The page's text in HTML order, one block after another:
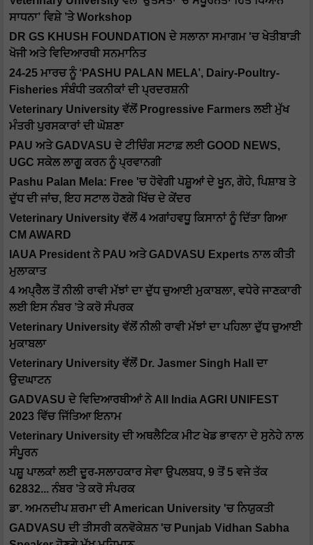
ਸਾਧਨਾ’ ਵਿਸ਼ੇ ’ਤੇ Workshop
DR GS KHUSH FOUNDATION ਦੇ ਸਲਾਨਾ ਸਮਾਗਮ 'ਚ ਖੇਤੀਬਾੜੀ
ਖੋਜੀ ਅਤੇ ਵਿਦਿਆਰਥੀ ਸਨਮਾਨਿਤ
24-25 ਮਾਰਚ ਨੂੰ ‘PASHU PALAN MELA’, Dairy-Poultry-
Fisheries ਸੰਬੰਧੀ ਤਕਨੀਕਾਂ ਦੀ ਪ੍ਰਦਰਸ਼ਨੀ
Veterinary University ਵੱਲੋਂ Progressive Farmers ਲਈ ਮੁੱਖ
ਮੰਤਰੀ ਪੁਰਸਕਾਰਾਂ ਦੀ ਘੋਸ਼ਣਾ
PAU ਅਤੇ GADVASU ਦੇ ਟੀਚਿੰਗ ਸਟਾਫ਼ ਲਈ GOOD NEWS,
UGC ਸਕੇਲ ਲਾਗੂ ਕਰਨ ਨੂੰ ਪ੍ਰਵਾਨਗੀ
Pashu Palan Mela: Free 'ਚ ਹੋਵੇਗੀ ਪਸ਼ੂਆਂ ਦੇ ਖੂਨ, ਗੋਹੇ, ਪਿਸ਼ਾਬ ਤੇ
ਦੁੱਧ ਦੀ ਜਾਂਚ, ਇਹ ਸਟਾਲ ਹੋਣਗੇ ਖਿੱਚ ਦੇ ਕੇਂਦਰ
Veterinary University ਵੱਲੋਂ 4 ਅਗਾਂਹਵਧੂ ਕਿਸਾਨਾਂ ਨੂੰ ਦਿੱਤਾ ਗਿਆ
CM AWARD
IAUA President ਨੇ PAU ਅਤੇ GADVASU Experts ਨਾਲ ਕੀਤੀ
ਮੁਲਾਕਾਤ
4 ਅਪ੍ਰੈਲ ਤੋਂ ਨੀਲੀ ਰਾਵੀ ਮੱਝਾਂ ਦਾ ਦੁੱਧ ਚੁਆਈ ਮੁਕਾਬਲਾ, ਵਧੇਰੇ ਜਾਣਕਾਰੀ
ਲਈ ਇਸ ਨੰਬਰ ’ਤੇ ਕਰੋ ਸੰਪਰਕ
Veterinary University ਵੱਲੋਂ ਨੀਲੀ ਰਾਵੀ ਮੱਝਾਂ ਦਾ ਪਹਿਲਾ ਦੁੱਧ ਚੁਆਈ
ਮੁਕਾਬਲਾ
Veterinary University ਵੱਲੋਂ Dr. Jasmer Singh Hall ਦਾ
ਉਦਘਾਟਨ
GADVASU ਦੇ ਵਿਦਿਆਰਥੀਆਂ ਨੇ All India AGRI UNIFEST
2023 ਵਿੱਚ ਜਿੱਤਿਆ ਇਨਾਮ
Veterinary University ਦੀ ਅਥਲੈਟਿਕ ਮੀਟ ਖੇਡ ਭਾਵਨਾ ਦੇ ਸੁਨੇਹੇ ਨਾਲ
ਸੰਪੂਰਨ
ਪਸ਼ੂ ਪਾਲਕਾਂ ਲਈ ਦੂਰ-ਸਲਾਹਕਾਰ ਸੇਵਾ ਉਪਲਬਧ, 9 ਤੋਂ 5 ਵਜੇ ਤੱਕ
62832... ਨੰਬਰ ’ਤੇ ਕਰੋ ਸੰਪਰਕ
ਡਾ. ਅਮਨਦੀਪ ਸ਼ਰਮਾ ਦੀ American University 'ਚ ਨਿਯੁਕਤੀ
GADVASU ਦੀ ਤੀਸਰੀ ਕਨਵੋਕੇਸ਼ਨ 'ਚ Punjab Vidhan Sabha